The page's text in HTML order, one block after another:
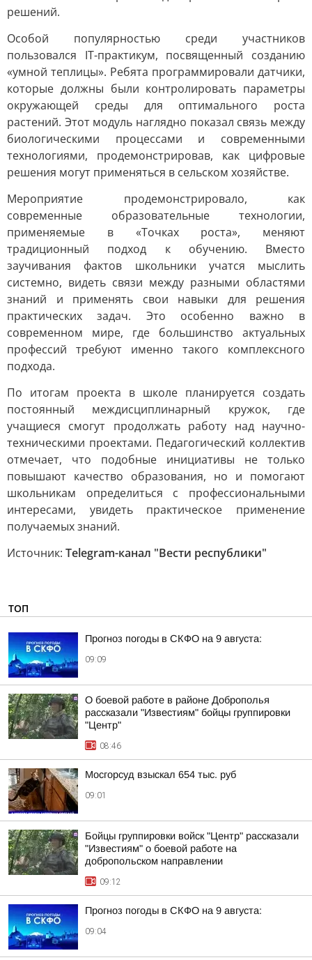
решений.
Особой популярностью среди участников
пользовался IT-практикум, посвященный созданию
«умной теплицы». Ребята программировали датчики,
которые должны были контролировать параметры
окружающей среды для оптимального роста
растений. Этот модуль наглядно показал связь между
биологическими процессами и современными
технологиями, продемонстрировав, как цифровые
решения могут применяться в сельском хозяйстве.
Мероприятие продемонстрировало, как
современные образовательные технологии,
применяемые в «Точках роста», меняют
традиционный подход к обучению. Вместо
заучивания фактов школьники учатся мыслить
системно, видеть связи между разными областями
знаний и применять свои навыки для решения
практических задач. Это особенно важно в
современном мире, где большинство актуальных
профессий требуют именно такого комплексного
подхода.
По итогам проекта в школе планируется создать
постоянный междисциплинарный кружок, где
учащиеся смогут продолжать работу над научно-
техническими проектами. Педагогический коллектив
отмечает, что подобные инициативы не только
повышают качество образования, но и помогают
школьникам определиться с профессиональными
интересами, увидеть практическое применение
получаемых знаний.
Источник: Telegram-канал "Вести республики"
ТОП
Прогноз погоды в СКФО на 9 августа:
09:09
О боевой работе в районе Доброполья
рассказали "Известиям" бойцы группировки
"Центр"
08:46
Мосгорсуд взыскал 654 тыс. руб
09:01
Бойцы группировки войск "Центр" рассказали
"Известиям" о боевой работе на
добропольском направлении
09:12
Прогноз погоды в СКФО на 9 августа:
09:04